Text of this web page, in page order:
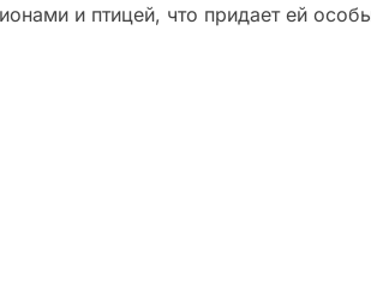
и птицей, что придает ей